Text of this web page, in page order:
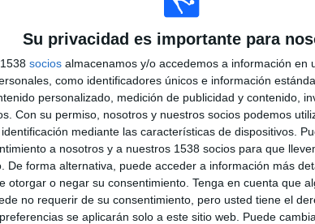
Su privacidad es importante para
socios almacenamos y/o accedemos a información en
como identificadores únicos e información
personalizado, medición de publicidad y contenido,
Con su permiso, nosotros y nuestros socios podemos
mediante las características de dispositivos.
a nosotros y a nuestros 1538 socios para que
De forma alternativa, puede acceder a información más
otorgar o negar su consentimiento. Tenga en cuenta que
no requerir de su consentimiento, pero usted tiene el
se aplicarán solo a este sitio web. Puede
CONSECUTIVOS
DE PAGO
MÁXIMO
13
VS New York
City
TOTAL
3
COMPETICIONES
RANKING POR COMPETICIONES